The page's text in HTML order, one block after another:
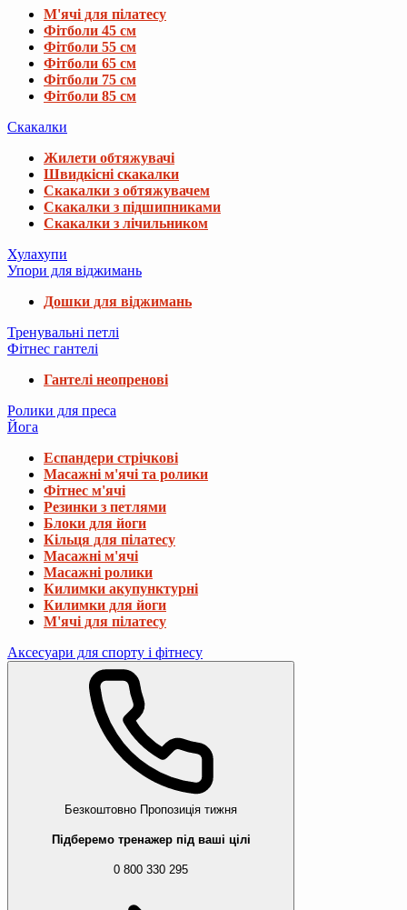
М'ячі для пілатесу
Фітболи 45 см
Фітболи 55 см
Фітболи 65 см
Фітболи 75 см
Фітболи 85 см
Скакалки
Жилети обтяжувачі
Швидкісні скакалки
Скакалки з обтяжувачем
Скакалки з підшипниками
Скакалки з лічильником
Хулахупи
Упори для віджимань
Дошки для віджимань
Тренувальні петлі
Фітнес гантелі
Гантелі неопренові
Ролики для преса
Йога
Еспандери стрічкові
Масажні м'ячі та ролики
Фітнес м'ячі
Резинки з петлями
Блоки для йоги
Кільця для пілатесу
Масажні м'ячі
Масажні ролики
Килимки акупунктурні
Килимки для йоги
М'ячі для пілатесу
Аксесуари для спорту і фітнесу
Безкоштовно Пропозиція тижня
Підберемо тренажер під ваші цілі
0 800 330 295